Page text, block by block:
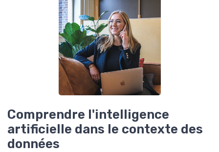
Comprendre l'intelligence
artificielle dans le contexte des
données